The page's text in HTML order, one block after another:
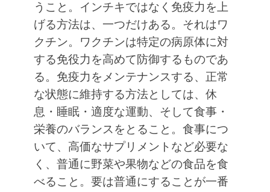
うこと。インチキではなく免疫力を上
げる方法は、一つだけある。それはワ
クチン。ワクチンは特定の病原体に対
する免役力を高めて防御するものであ
る。免疫力をメンテナンスする、正常
な状態に維持する方法としては、休
息・睡眠・適度な運動、そして食事・
栄養のバランスをとること。食事につ
いて、高価なサプリメントなど必要な
く、普通に野菜や果物などの食品を食
べること。要は普通にすることが一番